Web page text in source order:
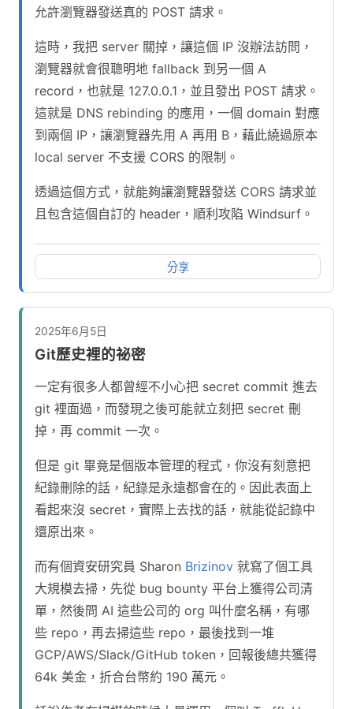
允許瀏覽器發送真的 POST 請求。
這時，我把 server 關掉，讓這個 IP 沒辦法訪問，
瀏覽器就會很聰明地 fallback 到另一個 A
record，也就是 127.0.0.1，並且發出 POST 請求。
這就是 DNS rebinding 的應用，一個 domain 對應
到兩個 IP，讓瀏覽器先用 A 再用 B，藉此繞過原本
local server 不支援 CORS 的限制。
透過這個方式，就能夠讓瀏覽器發送 CORS 請求並
且包含這個自訂的 header，順利攻陷 Windsurf。
分享
2025年6月5日
Git歷史裡的祕密
一定有很多人都曾經不小心把 secret commit 進去
git 裡面過，而發現之後可能就立刻把 secret 刪
掉，再 commit 一次。
但是 git 畢竟是個版本管理的程式，你沒有刻意把
紀錄刪除的話，紀錄是永遠都會在的。因此表面上
看起來沒 secret，實際上去找的話，就能從記錄中
還原出來。
而有個資安研究員 Sharon Brizinov 就寫了個工具
大規模去掃，先從 bug bounty 平台上獲得公司清
單，然後問 AI 這些公司的 org 叫什麼名稱，有哪
些 repo，再去掃這些 repo，最後找到一堆
GCP/AWS/Slack/GitHub token，回報後總共獲得
64k 美金，折合台幣約 190 萬元。